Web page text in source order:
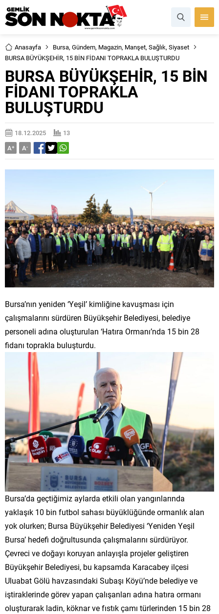
Anasayfa Bursa, Gündem, Magazin, Manşet, Sağlık, Siyaset
BURSA BÜYÜKŞEHİR, 15 BİN FİDANI TOPRAKLA BULUŞTURDU
BURSA BÜYÜKŞEHİR, 15 BİN
FİDANI TOPRAKLA
BULUŞTURDU
18.12.2025
13
A+ A-
Bursa’nın yeniden ‘Yeşil’ kimliğine kavuşması için
çalışmalarını sürdüren Büyükşehir Belediyesi, belediye
personeli adına oluşturulan ‘Hatıra Ormanı’nda 15 bin 28
fidanı toprakla buluşturdu.
Bursa’da geçtiğimiz aylarda etkili olan yangınlarında
yaklaşık 10 bin futbol sahası büyüklüğünde ormanlık alan
yok olurken; Bursa Büyükşehir Belediyesi ‘Yeniden Yeşil
Bursa’ hedefi doğrultusunda çalışmalarını sürdürüyor.
Çevreci ve doğayı koruyan anlayışla projeler geliştiren
Büyükşehir Belediyesi, bu kapsamda Karacabey ilçesi
Uluabat Gölü havzasındaki Subaşı Köyü’nde belediye ve
iştiraklerinde görev yapan çalışanları adına hatıra ormanı
oluşturarak ladin, köknar ve fıstık çamı türlerinden 15 bin 28